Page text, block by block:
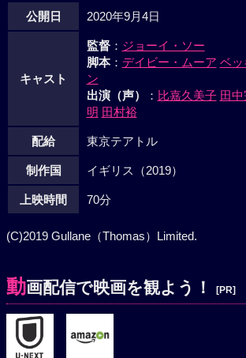
公開日 2020年9月4日
キャスト
監督： ジョーイ・ソー
脚本： デイビー・ムーア ベッ
ン
出演（声）
： 比嘉久美子 田中
明 田村裕
配給 東京テアトル
制作国 イギリス（2019）
上映時間 70分
(C)2019 Gullane（Thomas）Limited.
動画配信で映画を観よう！ [PR]